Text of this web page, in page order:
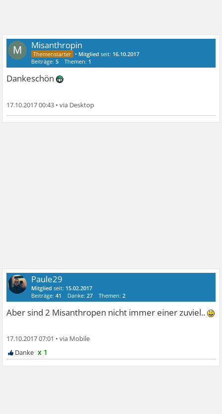
M Misanthropin
• Mitglied seit: 16.10.2017
Beiträge:5 Themen: 1
Dankeschön
17.10.2017 00:43 •
Paule29
Mitglied seit: 15.02.2017
Beiträge:41 Danke:27 Themen:2
Aber sind 2 Misanthropen nicht immer einer zuviel..
17.10.2017 07:01 •
x 1